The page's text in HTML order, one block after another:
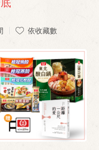
依收藏數